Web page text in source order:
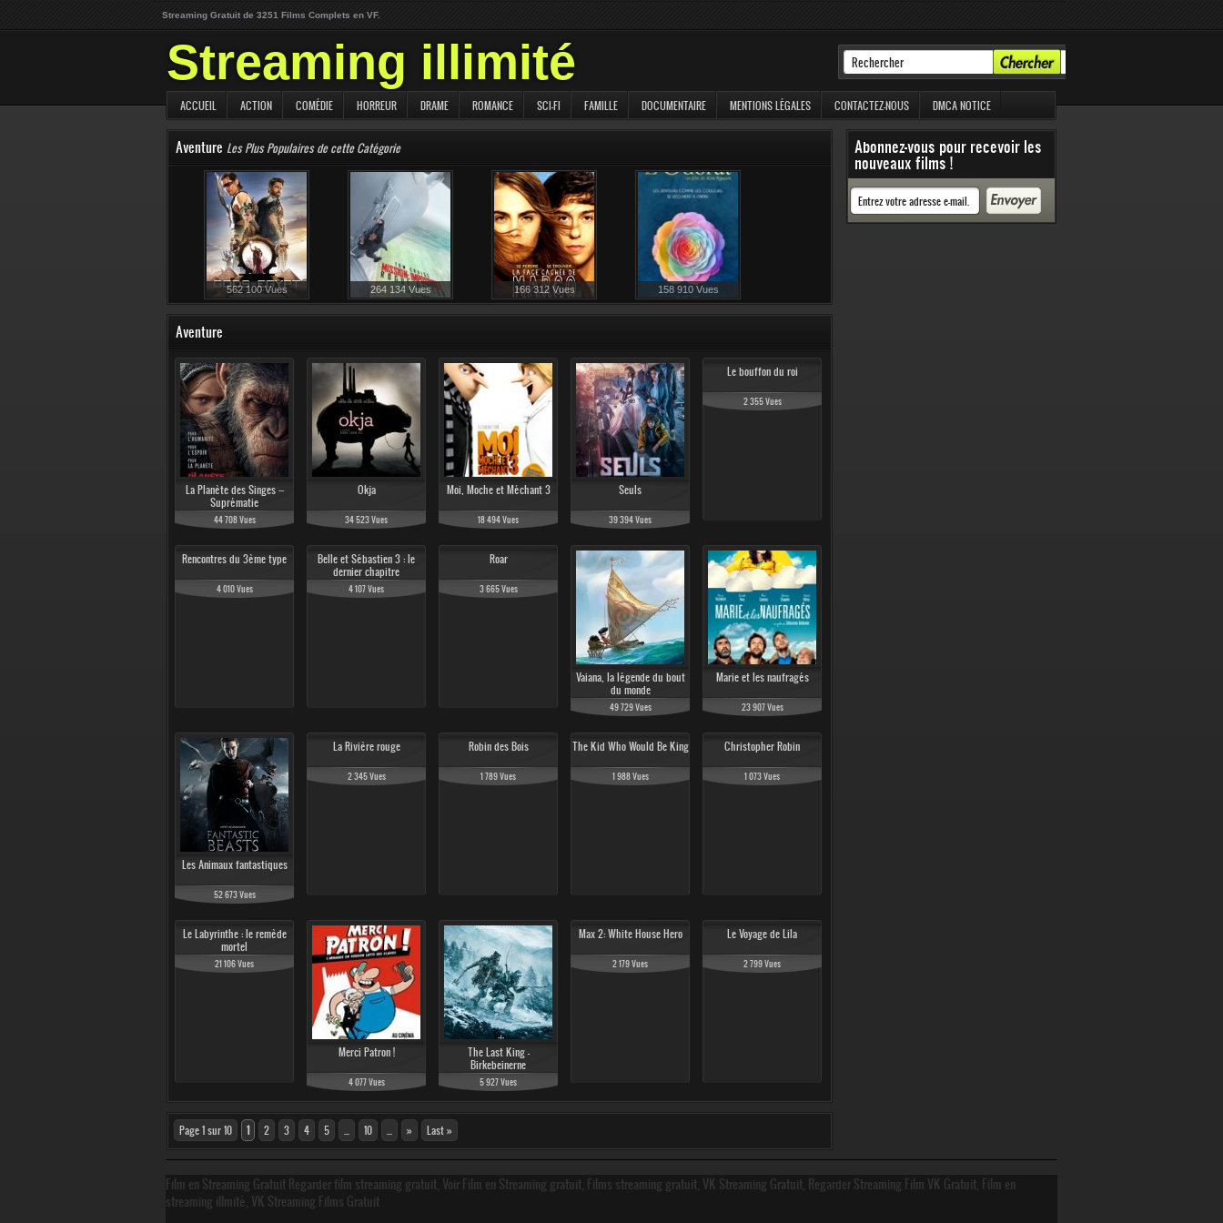
Streaming Gratuit de 3251 Films Complets en VF.
Streaming illimité
ACCUEIL ACTION COMÉDIE HORREUR DRAME ROMANCE SCI-FI FAMILLE DOCUMENTAIRE MENTIONS LÉGALES CONTACTEZ-NOUS DMCA NOTICE
Aventure Les Plus Populaires de cette Catégorie
562 100 Vues 264 134 Vues 166 312 Vues 158 910 Vues
134 387 Vues 132 907 Vues
106 962 Vues 104 492 Vues
101 106 Vues 84 897 Vues
Aventure
La Planète des Singes –
Suprématie
44 708 Vues
Okja
34 523 Vues
Moi, Moche et Méchant 3
18 494 Vues
Seuls
39 394 Vues
Le bouffon du roi
2 355 Vues
Rencontres du 3ème type
4 010 Vues
Belle et Sébastien 3 : le
dernier chapitre
4 107 Vues
Roar
3 665 Vues
Vaiana, la légende du bout
du monde
49 729 Vues
Marie et les naufragés
23 907 Vues
Les Animaux fantastiques
52 673 Vues
La Rivière rouge
2 345 Vues
Robin des Bois
1 789 Vues
The Kid Who Would Be King
1 988 Vues
Christopher Robin
1 073 Vues
Le Labyrinthe : le remède
mortel
21 106 Vues
Merci Patron !
4 077 Vues
The Last King -
Birkebeinerne
5 927 Vues
Max 2: White House Hero
2 179 Vues
Le Voyage de Lila
2 799 Vues
Page 1 sur 10 1 2 3 4 5 10 » Last »
Abonnez-vous pour recevoir les
nouveaux films !
Film en Streaming Gratuit Regarder film streaming gratuit, Voir Film en Streaming gratuit, Films streaming gratuit, VK Streaming Gratuit, Regarder Streaming Film VK Gratuit, Film en
streaming illmité, VK Streaming Films Gratuit